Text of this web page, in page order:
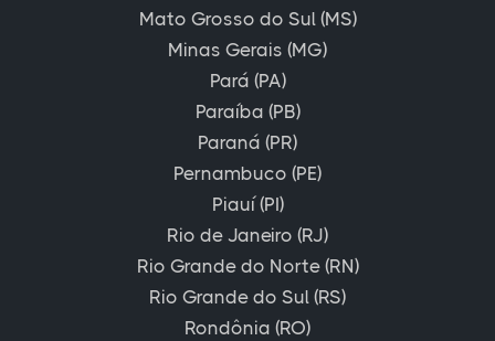
Mato Grosso do Sul (MS)
Minas Gerais (MG)
Pará (PA)
Paraíba (PB)
Paraná (PR)
Pernambuco (PE)
Piauí (PI)
Rio de Janeiro (RJ)
Rio Grande do Norte (RN)
Rio Grande do Sul (RS)
Rondônia (RO)